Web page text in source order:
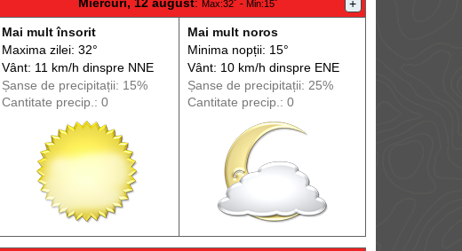
Miercuri, 12 august: Max:32˚ - Min:15˚ +
Mai mult însorit
Maxima zilei: 32°
Vânt: 11 km/h dinspreNNE
Șanse de precipitații: 15%
Cantitate precip.: 0
Mai mult noros
Minima nopții: 15°
Vânt: 10 km/h dinspreENE
Șanse de precipitații: 25%
Cantitate precip.: 0